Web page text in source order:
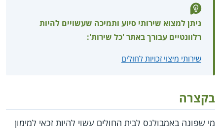
ניתן למצוא שירותי סיוע ותמיכה שעשויים להיות
רלוונטיים עבורך באתר 'כל שירות':
שירותי מיצוי זכויות לחולים
בקצרה
מי שפונה באמבולנס לבית החולים עשוי להיות זכאי למימון